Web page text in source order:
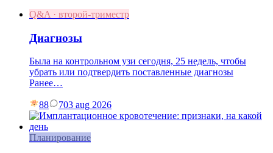
Q&A · второй-триместр
Диагнозы
Была на контрольном узи сегодня, 25 недель, чтобы
убрать или подтвердить поставленные диагнозы
Ранее…
88 703 aug 2026
Планирование